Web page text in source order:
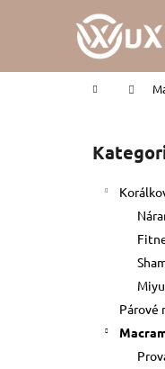
Domů
Přeskočit
kategorie
Párové
í
Zpět
do
Zpět
do